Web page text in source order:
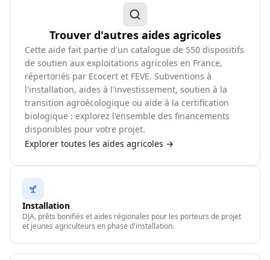
Trouver d'autres aides agricoles
Cette aide fait partie d'un catalogue de 550 dispositifs
de soutien aux exploitations agricoles en France,
répertoriés par Ecocert et FEVE. Subventions à
l'installation, aides à l'investissement, soutien à la
transition agroécologique ou aide à la certification
biologique : explorez l'ensemble des financements
disponibles pour votre projet.
Explorer toutes les aides agricoles →
Installation
DJA, prêts bonifiés et aides régionales pour les porteurs de projet
et jeunes agriculteurs en phase d'installation.